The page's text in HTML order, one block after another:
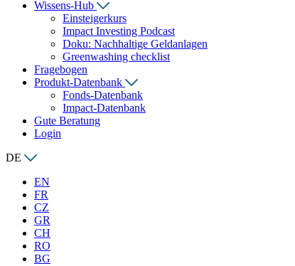
Wissens-Hub
Einsteigerkurs
Impact Investing Podcast
Doku: Nachhaltige Geldanlagen
Greenwashing checklist
Fragebogen
Produkt-Datenbank
Fonds-Datenbank
Impact-Datenbank
Gute Beratung
Login
DE
EN
FR
CZ
GR
CH
RO
BG